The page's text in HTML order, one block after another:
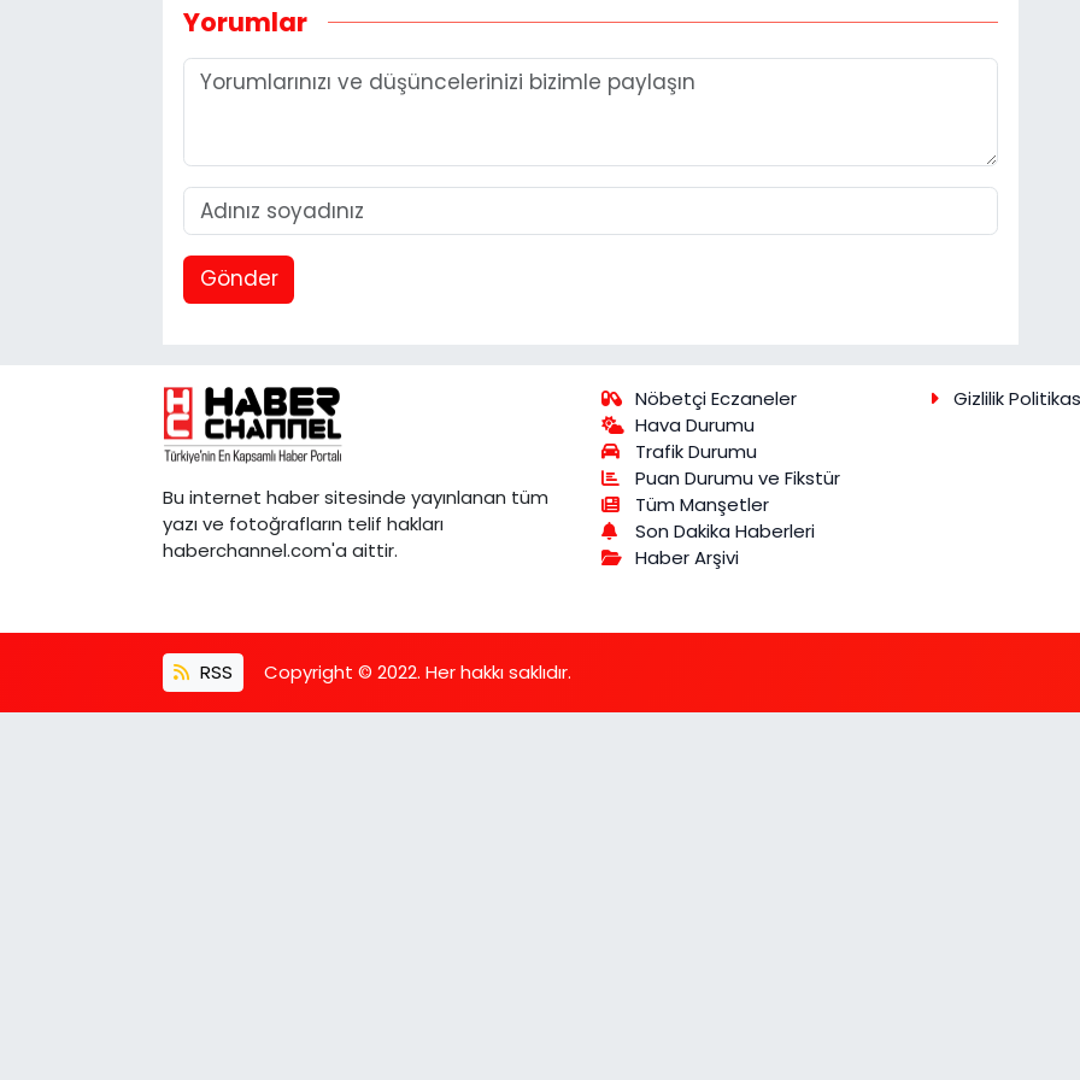
Yorumlar
Gönder
Bu internet haber sitesinde yayınlanan tüm
yazı ve fotoğrafların telif hakları
haberchannel.com'a aittir.
Nöbetçi Eczaneler
Hava Durumu
Trafik Durumu
Puan Durumu ve Fikstür
Tüm Manşetler
Son Dakika Haberleri
Haber Arşivi
Gizlilik
RSS Copyright © 2022. Her hakkı saklıdır.